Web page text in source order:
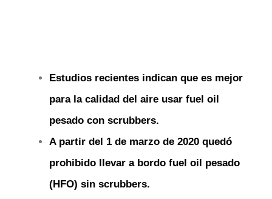
Estudios recientes indican que es mejor
para la calidad del aire usar fuel oil
pesado con scrubbers.
A partir del 1 de marzo de 2020 quedó
prohibido llevar a bordo fuel oil pesado
(HFO) sin scrubbers.